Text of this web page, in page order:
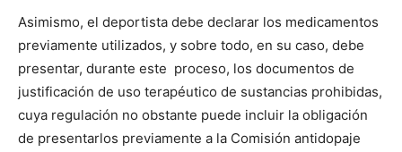
Asimismo, el deportista debe declarar los medicamentos
previamente utilizados, y sobre todo, en su caso, debe
presentar, durante este proceso, los documentos de
justificación de uso terapéutico de sustancias prohibidas,
cuya regulación no obstante puede incluir la obligación
de presentarlos previamente a la Comisión antidopaje